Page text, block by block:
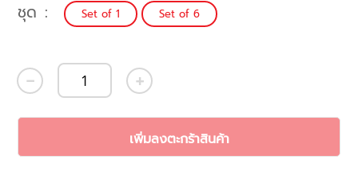
ชุด Set of 1 Set of 6
เพิ่มลงตะกร้าสินค้า